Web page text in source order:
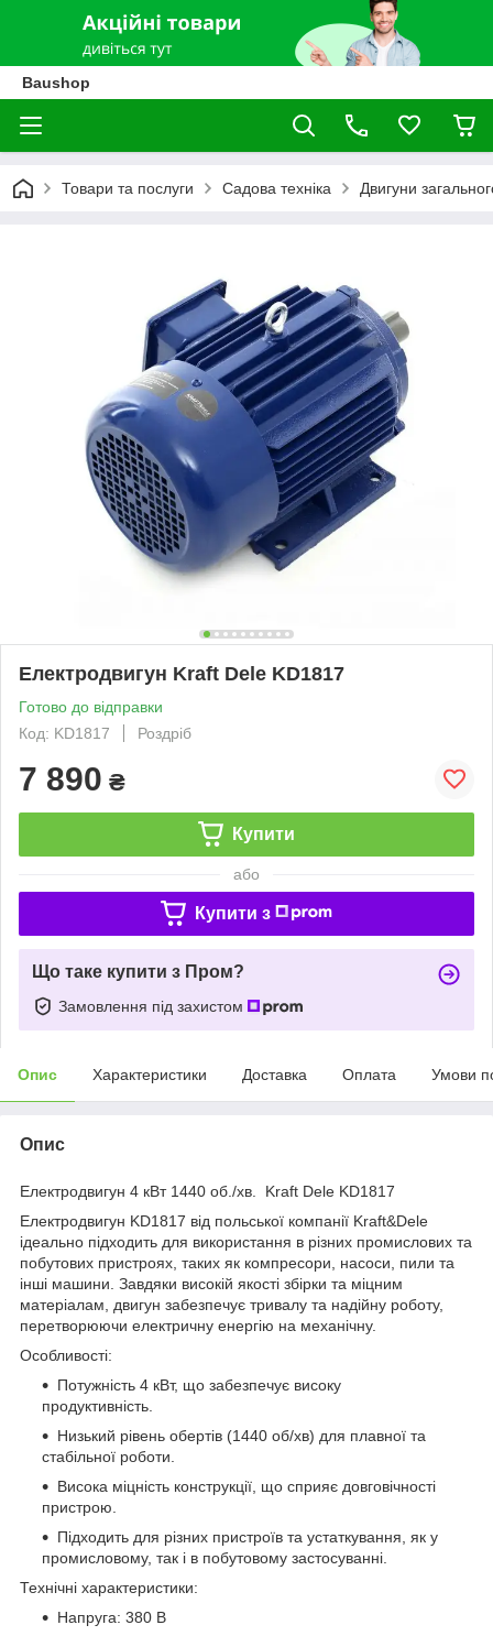
Baushop
Товари та послуги Садова техніка Двигуни
Електродвигун Kraft Dele KD1817
Готово до відправки
Код: KD1817
Роздріб
7 890 ₴
Купити
або
Купити з
Що таке купити з Пром?
Замовлення під захистом
Опис Характеристики Доставка Оплата Умови
Опис
Електродвигун 4 кВт 1440 об./хв. Kraft Dele KD1817
Електродвигун KD1817 від польської компанії Kraft&Dele
ідеально підходить для використання в різних промислових та
побутових пристроях, таких як компресори, насоси, пили та
інші машини. Завдяки високій якості збірки та міцним
матеріалам, двигун забезпечує тривалу та надійну роботу,
перетворюючи електричну енергію на механічну.
Особливості:
Потужність 4 кВт, що забезпечує високу
продуктивність.
Низький рівень обертів (1440 об/хв) для плавної та
стабільної роботи.
Висока міцність конструкції, що сприяє довговічності
пристрою.
Підходить для різних пристроїв та устаткування, як у
промисловому, так і в побутовому застосуванні.
Технічні характеристики:
Напруга: 380 В